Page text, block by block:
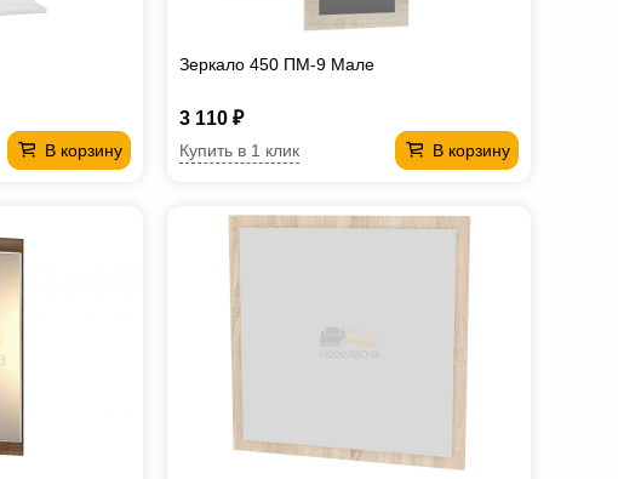
В корзину
Зеркало 450 ПМ-9 Мале
3 110 ₽
В корзину
Купить в 1 клик